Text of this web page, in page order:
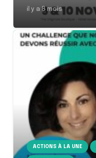
il y a 8 mois
ACTIONS À LA UNE